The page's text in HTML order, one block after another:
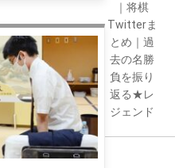
｜ 将棋
Twitterま
とめ ｜ 過
去の名勝
負を振り
返る★レ
ジェンド